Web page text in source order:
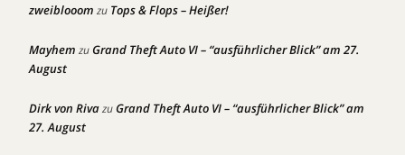
zweiblooom zu Tops & Flops – Heißer!
Mayhem zuGrand Theft Auto VI – “ausführlicher Blick” am 27.
August
Dirk von RivazuGrand Theft Auto VI – “ausführlicher Blick” am
27. August